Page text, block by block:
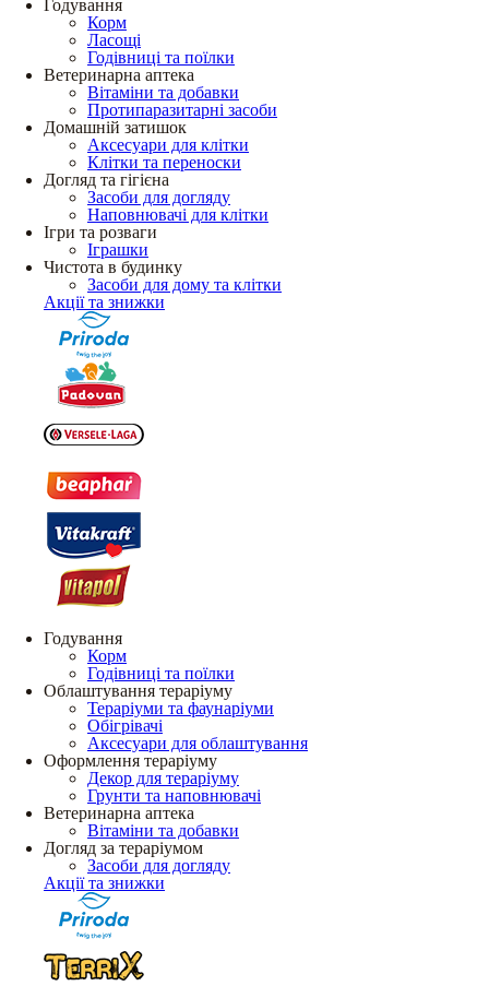
Годування
Корм
Ласощі
Годівниці та поїлки
Ветеринарна аптека
Вітаміни та добавки
Протипаразитарні засоби
Домашній затишок
Аксесуари для клітки
Клітки та переноски
Догляд та гігієна
Засоби для догляду
Наповнювачі для клітки
Ігри та розваги
Іграшки
Чистота в будинку
Засоби для дому та клітки
Акції та знижки
Годування
Корм
Годівниці та поїлки
Облаштування тераріуму
Тераріуми та фаунаріуми
Обігрівачі
Аксесуари для облаштування
Оформлення тераріуму
Декор для тераріуму
Грунти та наповнювачі
Ветеринарна аптека
Вітаміни та добавки
Догляд за тераріумом
Засоби для догляду
Акції та знижки